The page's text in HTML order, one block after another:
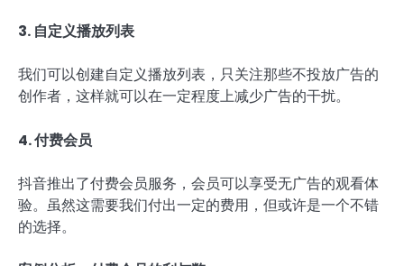
3. 自定义播放列表
我们可以创建自定义播放列表，只关注那些不投放广告的
创作者，这样就可以在一定程度上减少广告的干扰。
4. 付费会员
抖音推出了付费会员服务，会员可以享受无广告的观看体
验。虽然这需要我们付出一定的费用，但或许是一个不错
的选择。